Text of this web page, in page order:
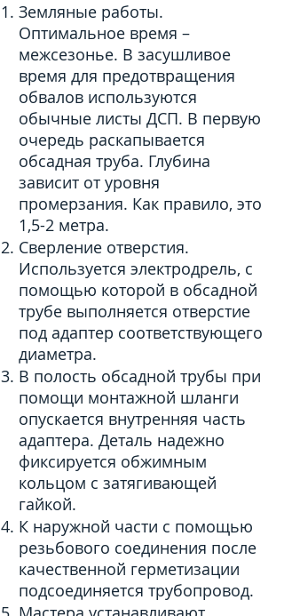
Земляные работы.
Оптимальное время –
межсезонье. В засушливое
время для предотвращения
обвалов используются
обычные листы ДСП. В первую
очередь раскапывается
обсадная труба. Глубина
зависит от уровня
промерзания. Как правило, это
1,5-2 метра.
Сверление отверстия.
Используется электродрель, с
помощью которой в обсадной
трубе выполняется отверстие
под адаптер соответствующего
диаметра.
В полость обсадной трубы при
помощи монтажной шланги
опускается внутренняя часть
адаптера. Деталь надежно
фиксируется обжимным
кольцом с затягивающей
гайкой.
К наружной части с помощью
резьбового соединения после
качественной герметизации
подсоединяется трубопровод.